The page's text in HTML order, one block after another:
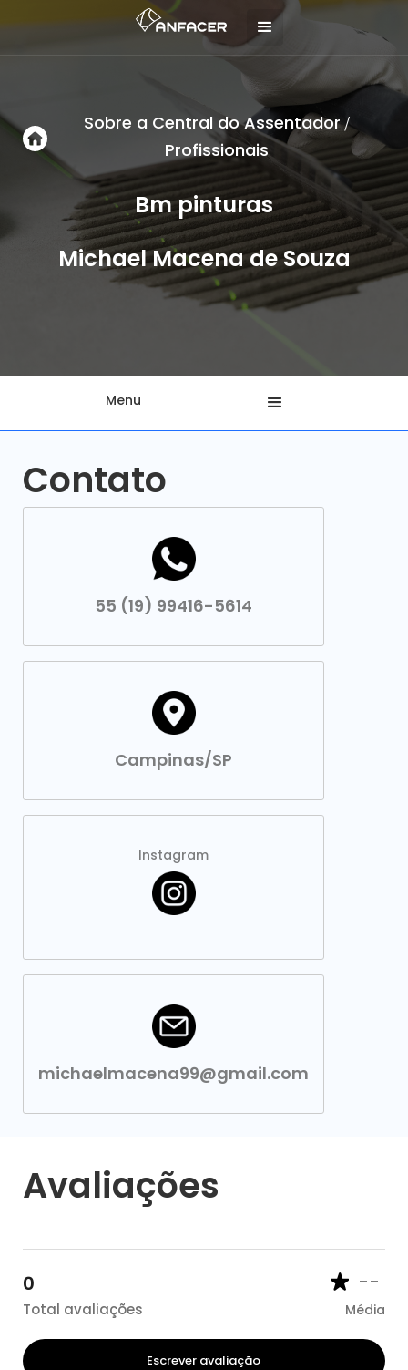
Sobre a Central do Assentador/
Profissionais
Bm pinturas
Michael Macena de Souza
Menu
Contato
55 (19) 99416-5614
Campinas/SP
Instagram
michaelmacena99@gmail.com
Avaliações
0
Total avaliações
--
Média
Escrever avaliação